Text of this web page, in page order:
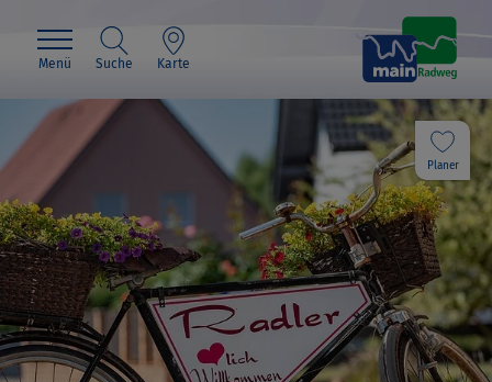
Menü Suche Karte
Planer